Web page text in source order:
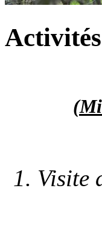
Activités
1. Visite